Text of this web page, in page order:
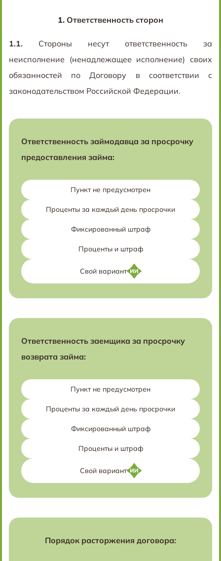
1. Ответственность сторон
1.1. Стороны несут ответственность за
неисполнение (ненадлежащее исполнение) своих
обязанностей по Договору в соответствии с
законодательством Российской Федерации.
Ответственность займодавца за просрочку
предоставления займа:
Пункт не предусмотрен
Проценты за каждый день просрочки
Фиксированный штраф
Проценты и штраф
Свой вариант
Ответственность заемщика за просрочку
возврата займа:
Пункт не предусмотрен
Проценты за каждый день просрочки
Фиксированный штраф
Проценты и штраф
Свой вариант
Порядок расторжения договора: